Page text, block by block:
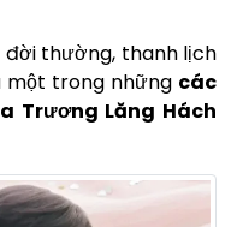
thường, thanh lịch
một trong những các
Trương Lăng Hách